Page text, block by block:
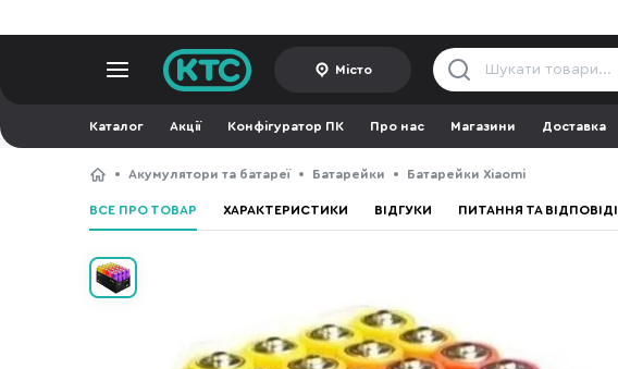
Місто
Каталог Акції Конфігуратор ПК Про нас Магазини Доставка
Акумулятори та батареї Батарейки Батарейки Xiaomi
ВСЕ ПРО ТОВАР ХАРАКТЕРИСТИКИ ВІДГУКИ ПИТАННЯ ТА ВІДПОВІДІ